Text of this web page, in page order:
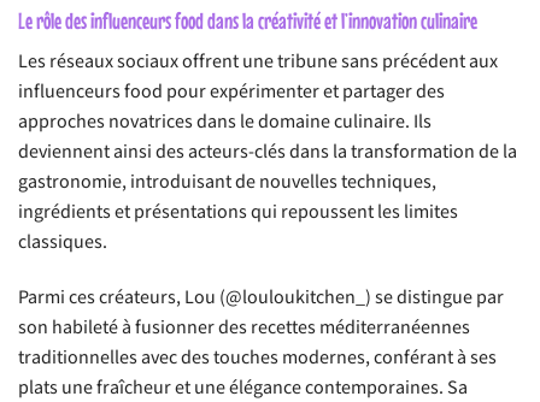
Le rôle des influenceurs food dans la créativité et l’innovation culinaire
Les réseaux sociaux offrent une tribune sans précédent aux
influenceurs food pour expérimenter et partager des
approches novatrices dans le domaine culinaire. Ils
deviennent ainsi des acteurs-clés dans la transformation de la
gastronomie, introduisant de nouvelles techniques,
ingrédients et présentations qui repoussent les limites
classiques.
Parmi ces créateurs, Lou (@louloukitchen_) se distingue par
son habileté à fusionner des recettes méditerranéennes
traditionnelles avec des touches modernes, conférant à ses
plats une fraîcheur et une élégance contemporaines. Sa